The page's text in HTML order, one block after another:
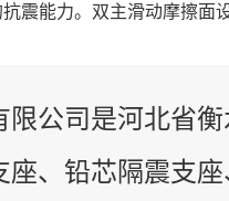
震能力。双主滑动摩擦面
限公司是河北省
座、铅芯隔震支